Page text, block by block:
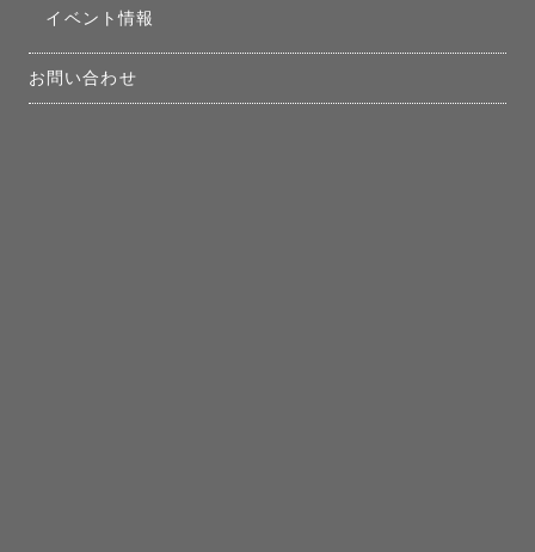
イベント情報
お問い合わせ